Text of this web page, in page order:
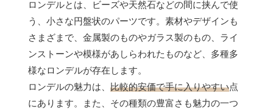
ロンデルとは、ビーズや天然石などの間に挟んで使
う、小さな円盤状のパーツです。素材やデザインも
さまざまで、金属製のものやガラス製のもの、ライ
ンストーンや模様があしらわれたものなど、多種多
様なロンデルが存在します。
ロンデルの魅力は、 比較的安価で手に入りやすい点
にあります。また、その種類の豊富さも魅力の一つ